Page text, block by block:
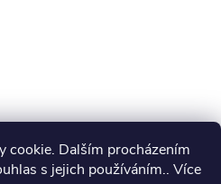
cookie. Dalším procházením
s jejich používáním.. Více